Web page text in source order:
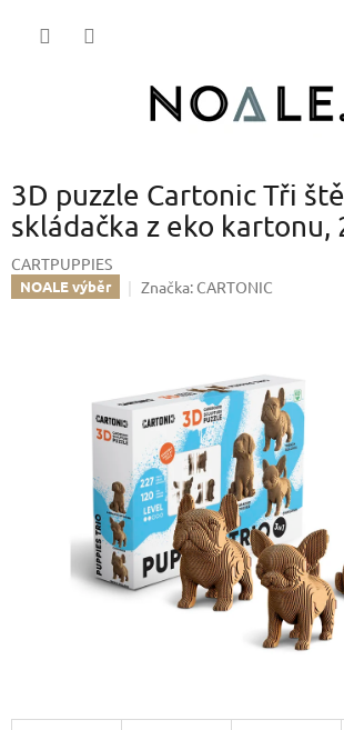
3D puzzle Cartonic Tři
skládačka z eko kartonu,
CARTPUPPIES
NOALE výběr Značka: CARTONIC